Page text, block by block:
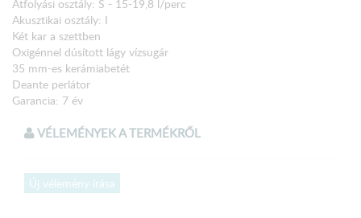
Átfolyási osztály: S - 15-19,8 l/perc
Akusztikai osztály: I
Két kar a szettben
Oxigénnel dúsított lágy vízsugár
35 mm-es kerámiabetét
Deante perlátor
Garancia: 7 év
VÉLEMÉNYEK A TERMÉKRŐL
Új vélemény írása